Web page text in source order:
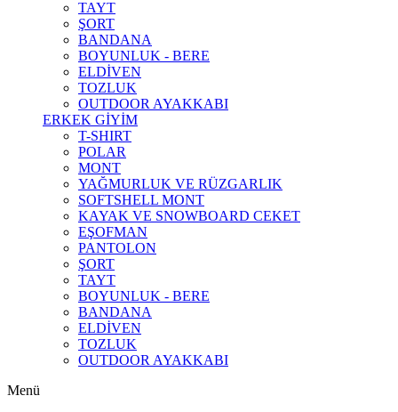
TAYT
ŞORT
BANDANA
BOYUNLUK - BERE
ELDİVEN
TOZLUK
OUTDOOR AYAKKABI
ERKEK GİYİM
T-SHIRT
POLAR
MONT
YAĞMURLUK VE RÜZGARLIK
SOFTSHELL MONT
KAYAK VE SNOWBOARD CEKET
EŞOFMAN
PANTOLON
ŞORT
TAYT
BOYUNLUK - BERE
BANDANA
ELDİVEN
TOZLUK
OUTDOOR AYAKKABI
Menü